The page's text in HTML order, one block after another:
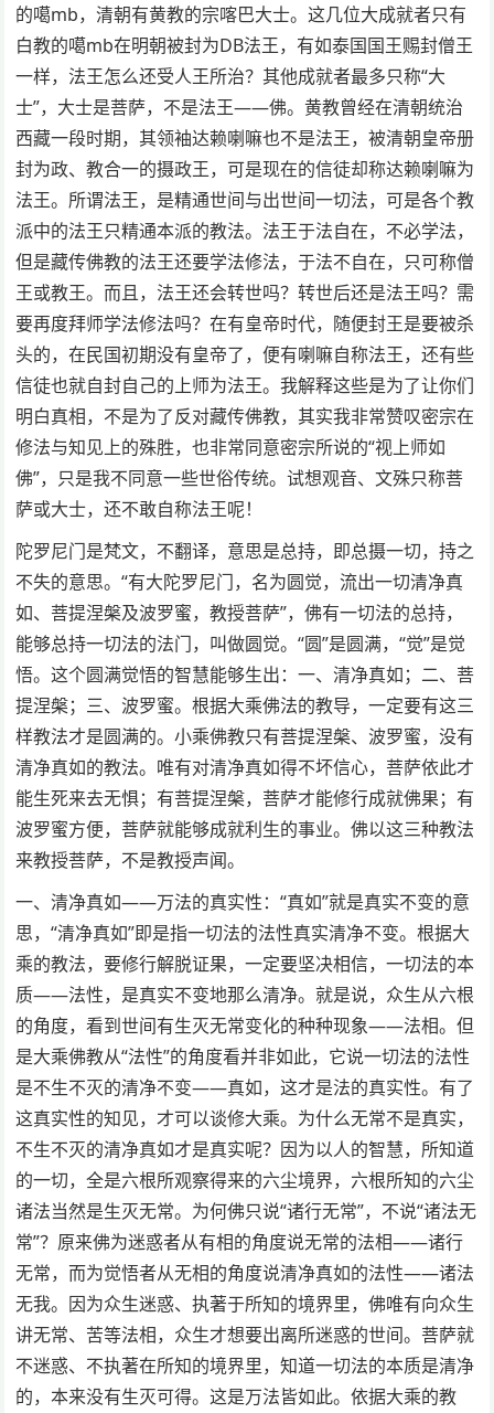
的噶mb，清朝有黄教的宗喀巴大士。这几位大成就者只有
白教的噶mb在明朝被封为DB法王，有如泰国国王赐封僧王
一样，法王怎么还受人王所治？其他成就者最多只称“大
士”，大士是菩萨，不是法王——佛。黄教曾经在清朝统治
西藏一段时期，其领袖达赖喇嘛也不是法王，被清朝皇帝册
封为政、教合一的摄政王，可是现在的信徒却称达赖喇嘛为
法王。所谓法王，是精通世间与出世间一切法，可是各个教
派中的法王只精通本派的教法。法王于法自在，不必学法，
但是藏传佛教的法王还要学法修法，于法不自在，只可称僧
王或教王。而且，法王还会转世吗？转世后还是法王吗？需
要再度拜师学法修法吗？在有皇帝时代，随便封王是要被杀
头的，在民国初期没有皇帝了，便有喇嘛自称法王，还有些
信徒也就自封自己的上师为法王。我解释这些是为了让你们
明白真相，不是为了反对藏传佛教，其实我非常赞叹密宗在
修法与知见上的殊胜，也非常同意密宗所说的“视上师如
佛”，只是我不同意一些世俗传统。试想观音、文殊只称菩
萨或大士，还不敢自称法王呢！
陀罗尼门是梵文，不翻译，意思是总持，即总摄一切，持之
不失的意思。“有大陀罗尼门，名为圆觉，流出一切清净真
如、菩提涅槃及波罗蜜，教授菩萨”，佛有一切法的总持，
能够总持一切法的法门，叫做圆觉。“圆”是圆满，“觉”是觉
悟。这个圆满觉悟的智慧能够生出：一、清净真如；二、菩
提涅槃；三、波罗蜜。根据大乘佛法的教导，一定要有这三
样教法才是圆满的。小乘佛教只有菩提涅槃、波罗蜜，没有
清净真如的教法。唯有对清净真如得不坏信心，菩萨依此才
能生死来去无惧；有菩提涅槃，菩萨才能修行成就佛果；有
波罗蜜方便，菩萨就能够成就利生的事业。佛以这三种教法
来教授菩萨，不是教授声闻。
一、清净真如——万法的真实性：“真如”就是真实不变的意
思，“清净真如”即是指一切法的法性真实清净不变。根据大
乘的教法，要修行解脱证果，一定要坚决相信，一切法的本
质——法性，是真实不变地那么清净。就是说，众生从六根
的角度，看到世间有生灭无常变化的种种现象——法相。但
是大乘佛教从“法性”的角度看并非如此，它说一切法的法性
是不生不灭的清净不变——真如，这才是法的真实性。有了
这真实性的知见，才可以谈修大乘。为什么无常不是真实，
不生不灭的清净真如才是真实呢？因为以人的智慧，所知道
的一切，全是六根所观察得来的六尘境界，六根所知的六尘
诸法当然是生灭无常。为何佛只说“诸行无常”，不说“诸法无
常”？原来佛为迷惑者从有相的角度说无常的法相——诸行
无常，而为觉悟者从无相的角度说清净真如的法性——诸法
无我。因为众生迷惑、执著于所知的境界里，佛唯有向众生
讲无常、苦等法相，众生才想要出离所迷惑的世间。菩萨就
不迷惑、不执著在所知的境界里，知道一切法的本质是清净
的，本来没有生灭可得。这是万法皆如此。依据大乘的教